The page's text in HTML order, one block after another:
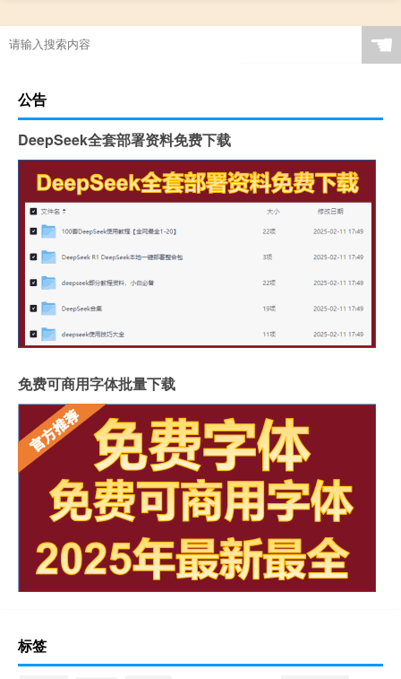
☚
公告
DeepSeek全套部署资料免费下载
免费可商用字体批量下载
标签